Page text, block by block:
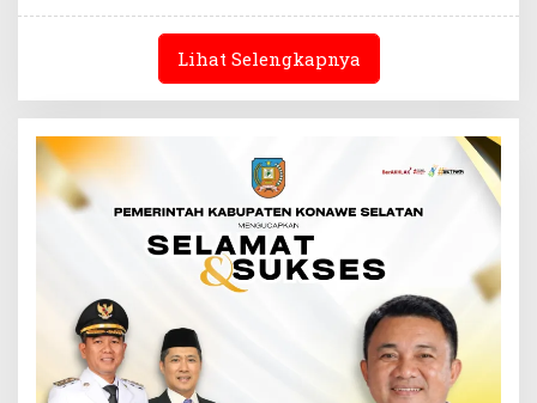
Lihat Selengkapnya